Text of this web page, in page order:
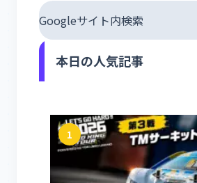
Googleサイト内検索
本日の人気記事
1